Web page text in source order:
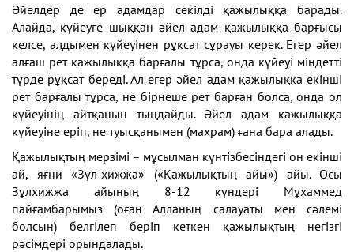
Әйелдер де ер адамдар секілді қажылыққа барады.
Алайда, күйеуге шыққан әйел адам қажылыққа барғысы
келсе, алдымен күйеуінен рұқсат сұрауы керек. Егер әйел
алғаш рет қажылыққа барғалы тұрса, онда күйеуі міндетті
түрде рұқсат береді. Ал егер әйел адам қажылыққа екінші
рет барғалы тұрса, не бірнеше рет барған болса, онда ол
күйеуінің айтқанын тыңдайды. Әйел адам қажылыққа
күйеуіне еріп, не туысқанымен (махрам) ғана бара алады.
Қажылықтың мерзімі – мұсылман күнтізбесіндегі он екінші
ай, яғни «Зүл-хижжа» («Қажылықтың айы») айы. Осы
Зұлхижжа айының 8-12 күндері Мұхаммед
пайғамбарымыз (оған Алланың салауаты мен сәлемі
болсын) белгілеп беріп кеткен қажылықтың негізгі
рәсімдері орындалады.